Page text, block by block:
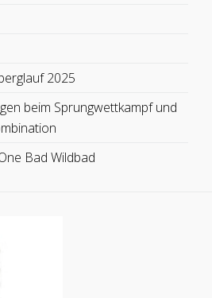
2025
beim Sprungwettkampf und
Bad Wildbad